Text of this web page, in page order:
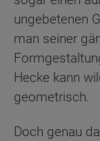
ungebetenen
man seiner
Hecke kann
geometrisch.
Doch genau